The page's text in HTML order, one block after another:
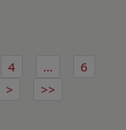
4 ...
6